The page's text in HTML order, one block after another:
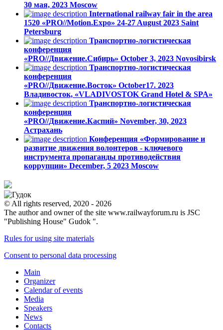
30 мая, 2023 Moscow
International railway fair in the area
1520 «PRO//Motion.Expo» 24-27 August 2023 Saint
Petersburg
Транспортно-логистическая
конференция
«PRO//Движение.Сибирь» October 3, 2023 Novosibirsk
Транспортно-логистическая
конференция
«PRO//Движение.Восток» October17. 2023
Владивосток, «VLADIVOSTOK Grand Hotel & SPA»
Транспортно-логистическая
конференция
«PRO//Движение.Каспий» November, 30, 2023
Астрахань
Конференция «Формирование и
развитие движения волонтеров - ключевого
инструмента пропаганды противодействия
коррупции» December, 5 2023 Moscow
© All rights reserved, 2020 - 2026
The author and owner of the site www.railwayforum.ru is JSC
"Publishing House" Gudok ".
Rules for using site materials
Consent to personal data processing
Main
Organizer
Calendar of events
Media
Speakers
News
Contacts